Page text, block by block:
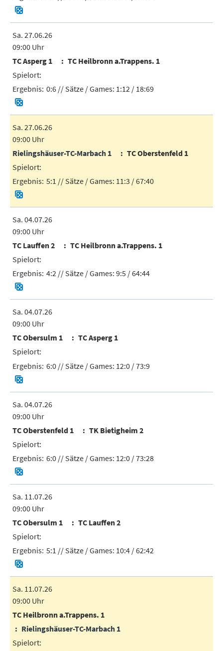
Sa. 27.06.26
09:00 Uhr
TC Asperg 1
TC Heilbronn a.Trappens. 1
0:6 // Sätze / Games: 1:12 / 18:69
Sa. 27.06.26
09:00 Uhr
Rielingshäuser-TC-Marbach 1
TC Oberstenfeld 1
5:1 // Sätze / Games: 11:3 / 67:40
Sa. 04.07.26
09:00 Uhr
TC Lauffen 2
TC Heilbronn a.Trappens. 1
4:2 // Sätze / Games: 9:5 / 64:44
Sa. 04.07.26
09:00 Uhr
TC Obersulm 1
TC Asperg 1
6:0 // Sätze / Games: 12:0 / 73:9
Sa. 04.07.26
09:00 Uhr
TC Oberstenfeld 1
TK Bietigheim 2
6:0 // Sätze / Games: 12:0 / 73:28
Sa. 11.07.26
09:00 Uhr
TC Obersulm 1
TC Lauffen 2
5:1 // Sätze / Games: 10:4 / 62:42
Sa. 11.07.26
09:00 Uhr
TC Heilbronn a.Trappens. 1
Rielingshäuser-TC-Marbach 1